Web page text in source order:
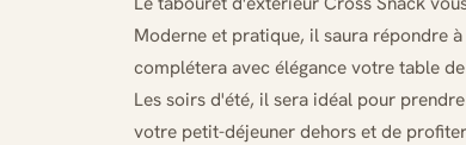
Moderne et pratique, il saura répondre
complétera avec élégance votre table
Les soirs d'été, il sera idéal pour
votre petit-déjeuner dehors et de